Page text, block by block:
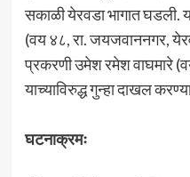
सकाळी येरवडा भागात घडली.
(वय ४८, रा. जयजवाननगर,
प्रकरणी उमेश रमेश वाघमारे
याच्याविरुद्ध गुन्हा दाखल
घटनाक्रमः